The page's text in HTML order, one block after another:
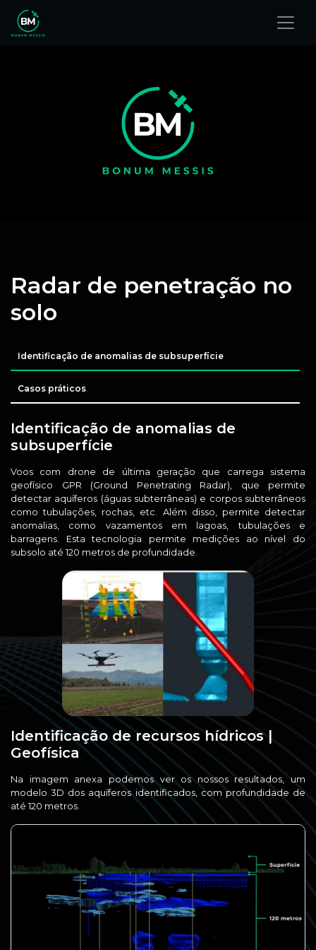
Radar de penetração no
solo
Identificação de anomalias de subsuperfície
Casos práticos
Identificação de anomalias de
subsuperfície
Voos com drone de última geração que carrega sistema
geofísico GPR (Ground Penetrating Radar), que permite
detectar aquíferos (águas subterrâneas) e corpos subterrâneos
como tubulações, rochas, etc. Além disso, permite detectar
anomalias, como vazamentos em lagoas, tubulações e
barragens. Esta tecnologia permite medições ao nível do
subsolo até 120 metros de profundidade.
Identificação de recursos hídricos |
Geofísica
Na imagem anexa podemos ver os nossos resultados, um
modelo 3D dos aquíferos identificados, com profundidade de
até 120 metros.